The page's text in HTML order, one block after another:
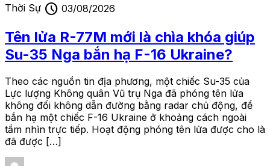
Thời Sự schedule 03/08/2026
Tên lửa R-77M mới là chìa khóa giúp
Su-35 Nga bắn hạ F-16 Ukraine?
Theo các nguồn tin địa phương, một chiếc Su-35 của
Lực lượng Không quân Vũ trụ Nga đã phóng tên lửa
không đối không dẫn đường bằng radar chủ động, để
bắn hạ một chiếc F-16 Ukraine ở khoảng cách ngoài
tầm nhìn trực tiếp. Hoạt động phóng tên lửa được cho là
đã được […]